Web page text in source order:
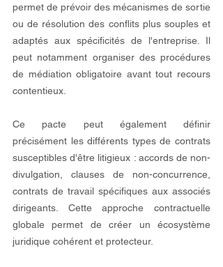
permet de prévoir des mécanismes de sortie
ou de résolution des conflits plus souples et
adaptés aux spécificités de l'entreprise. Il
peut notamment organiser des procédures
de médiation obligatoire avant tout recours
contentieux.
Ce pacte peut également définir
précisément les différents types de contrats
susceptibles d'être litigieux : accords de non-
divulgation, clauses de non-concurrence,
contrats de travail spécifiques aux associés
dirigeants. Cette approche contractuelle
globale permet de créer un écosystème
juridique cohérent et protecteur.